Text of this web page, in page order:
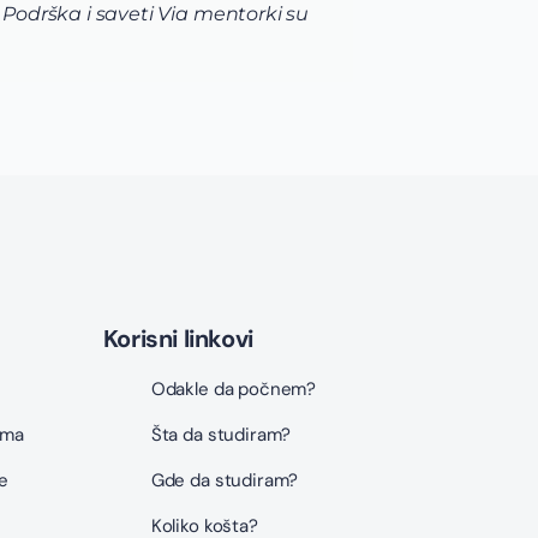
i saveti Via mentorki su
Korisni linkovi
Odakle da počnem?
Šta da studiram?
Gde da studiram?
Koliko košta?